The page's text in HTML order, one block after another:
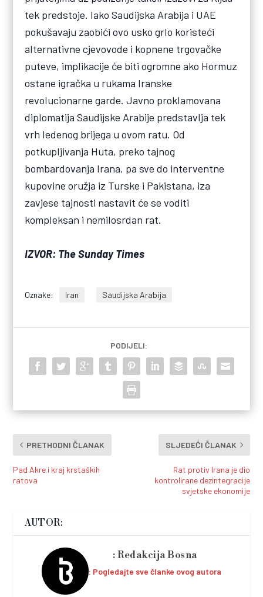
tek predstoje. Iako Saudijska Arabija i UAE
pokušavaju zaobići ovo usko grlo koristeći
alternativne cjevovode i kopnene trgovačke
puteve, implikacije će biti ogromne ako Hormuz
ostane igračka u rukama Iranske
revolucionarne garde. Javno proklamovana
diplomatija Saudijske Arabije predstavlja tek
vrh ledenog brijega u ovom ratu. Od
potkupljivanja Huta, preko tajnog
bombardovanja Irana, pa sve do interventne
kupovine oružja iz Turske i Pakistana, iza
zavjese tajnosti nastavit će se voditi
kompleksan i nemilosrdan rat.
IZVOR: The Sunday Times
Oznake: Iran Saudijska Arabija
PODIJELI:
PRETHODNI ČLANAK
Pad Akre i kraj krstaških
ratova
SLJEDEĆI ČLANAK
Rat protiv Irana je dio
kontrolirane dezintegracije
svjetske ekonomije
AUTOR:
Redakcija Bosna
Pogledajte sve članke ovog autora